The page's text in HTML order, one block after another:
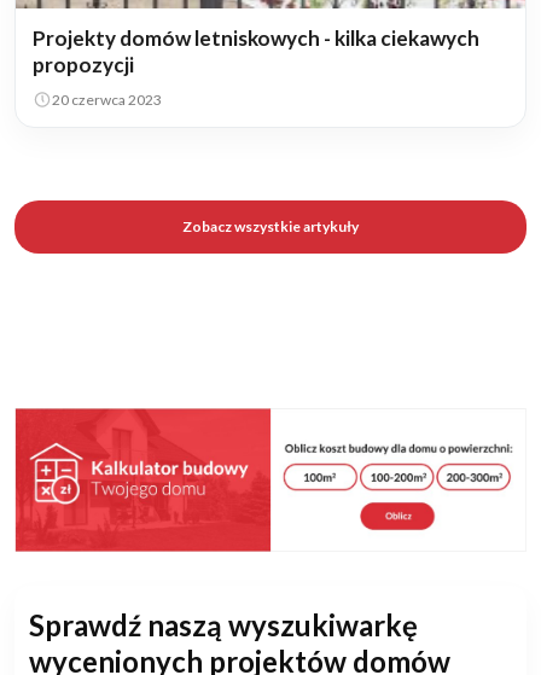
Projekty domów letniskowych - kilka ciekawych
propozycji
20 czerwca 2023
Zobacz wszystkie artykuły
Sprawdź naszą wyszukiwarkę
wycenionych projektów domów